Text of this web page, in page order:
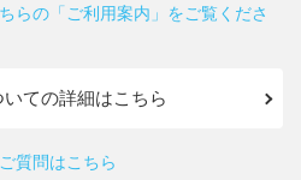
らの「ご利用案内」をご覧くださ
ての詳細はこちら
質問はこちら